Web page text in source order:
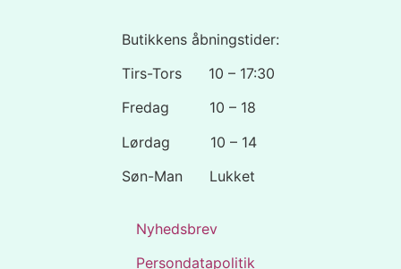
Butikkens åbningstider:
Tirs-Tors 10 – 17:30
Fredag 10 – 18
Lørdag 10 – 14
Søn-Man Lukket
Nyhedsbrev
Persondatapolitik